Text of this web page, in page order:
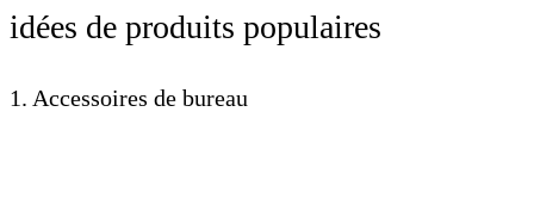
idées de produits populaires
1. Accessoires de bureau